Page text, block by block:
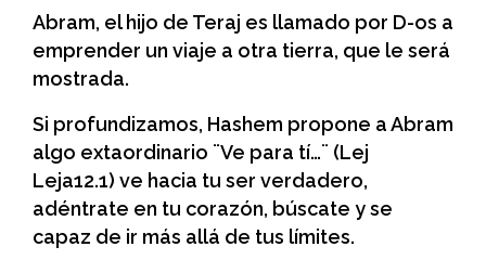
Abram, el hijo de Teraj es llamado por D-os a
emprender un viaje a otra tierra, que le será
mostrada.
Si profundizamos, Hashem propone a Abram
algo extaordinario ¨Ve para tí…¨ (Lej
Leja12.1) ve hacia tu ser verdadero,
adéntrate en tu corazón, búscate y se
capaz de ir más allá de tus límites.